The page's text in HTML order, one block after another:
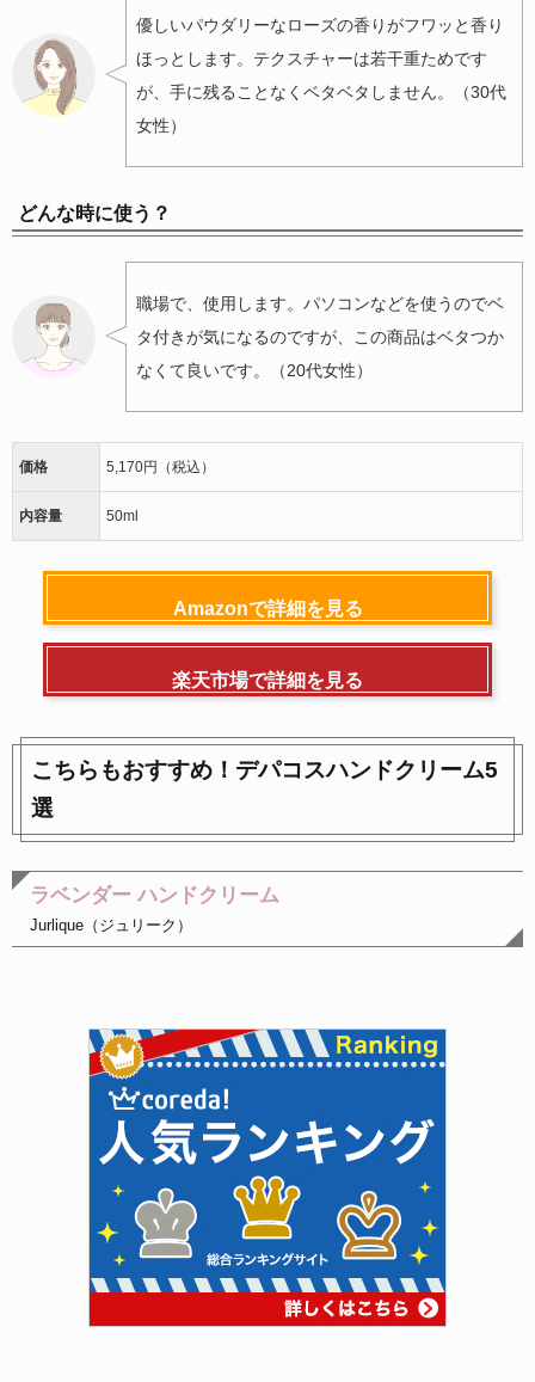
優しいパウダリーなローズの香りがフワッと香り
ほっとします。テクスチャーは若干重ためです
が、手に残ることなくベタベタしません。（30代
女性）
どんな時に使う？
職場で、使用します。パソコンなどを使うのでベ
タ付きが気になるのですが、この商品はベタつか
なくて良いです。（20代女性）
価格 5,170円（税込）
内容量 50ml
Amazonで詳細を見る
楽天市場で詳細を見る
こちらもおすすめ！デパコスハンドクリーム5
選
ラベンダー ハンドクリーム
Jurlique（ジュリーク）